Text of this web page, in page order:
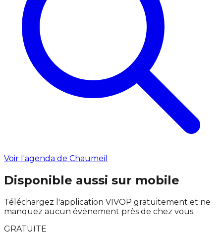
Voir l'agenda de Chaumeil
Disponible aussi sur mobile
Téléchargez l'application VIVOP gratuitement et ne
manquez aucun événement près de chez vous.
GRATUITE